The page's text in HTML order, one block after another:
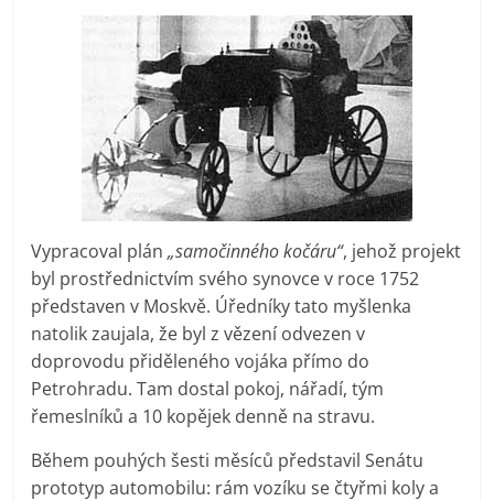
Vypracoval plán„samočinného kočáru“, jehož projekt
byl prostřednictvím svého synovce v roce 1752
představen v Moskvě. Úředníky tato myšlenka
natolik zaujala, že byl z vězení odvezen v
doprovodu přiděleného vojáka přímo do
Petrohradu. Tam dostal pokoj, nářadí, tým
řemeslníků a 10 kopějek denně na stravu.
Během pouhých šesti měsíců představil Senátu
prototyp automobilu: rám vozíku se čtyřmi koly a